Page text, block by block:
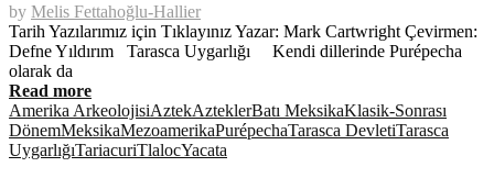
by Melis Fettahoğlu-Hallier
Tarih Yazılarımız için Tıklayınız Yazar: Mark Cartwright Çevirmen:
Defne Yıldırım Tarasca Uygarlığı Kendi dillerinde Purépecha
olarak da
Read more
Amerika ArkeolojisiAztekAzteklerBatı MeksikaKlasik-Sonrası
DönemMeksikaMezoamerikaPurépechaTarasca DevletiTarasca
UygarlığıTariacuriTlalocYacata